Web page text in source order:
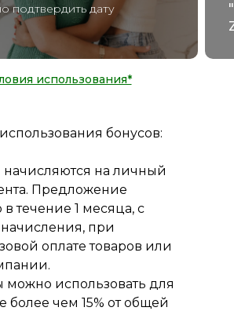
подтвердить дату
использования*
бонусов:
начисляются на личный
Предложение
в течение 1 месяца, с
при
оплате товаров или
можно использовать для
более чем 15% от общей